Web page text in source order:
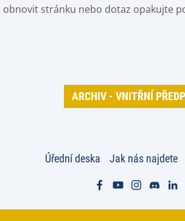
obnovit stránku nebo dotaz opakujte
ARCHIV - VNITŘNÍ
Úřední deska Jak nás najdete